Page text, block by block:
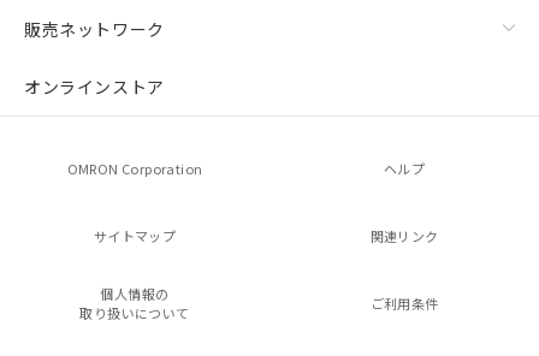
販売ネットワーク
オンラインストア
OMRON Corporation ヘルプ
サイトマップ 関連リンク
個人情報の
取り扱いについて
ご利用条件